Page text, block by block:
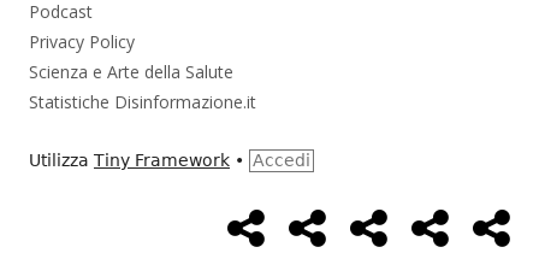
Podcast
Privacy Policy
Scienza e Arte della Salute
Statistiche Disinformazione.it
Utilizza Tiny Framework • Accedi
MenùHome
Page
Alimentazione
AmbienteBambini